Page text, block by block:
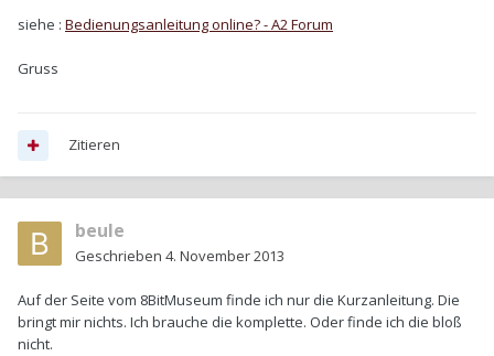
siehe : Bedienungsanleitung online? - A2 Forum
Gruss
Zitieren
beule
Geschrieben 4. November 2013
Auf der Seite vom 8BitMuseum finde ich nur die Kurzanleitung. Die
bringt mir nichts. Ich brauche die komplette. Oder finde ich die bloß
nicht.